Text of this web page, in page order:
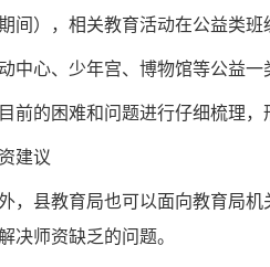
间），相关教育活动在公益类班
中心、少年宫、博物馆等公益
前的困难和问题进行仔细梳理
建议
，县教育局也可以面向教育局
决师资缺乏的问题。